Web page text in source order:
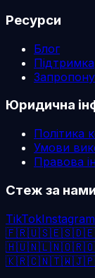
Ресурси
Блог
Підтримка
Юридична
Політика
Умови
Правова
Стеж за нами
TikTokInstagram
🇫🇷🇺🇸🇪🇸🇩🇪
🇭🇺🇳🇱🇳🇴🇷🇴
🇰🇷🇨🇳🇹🇼🇯🇵